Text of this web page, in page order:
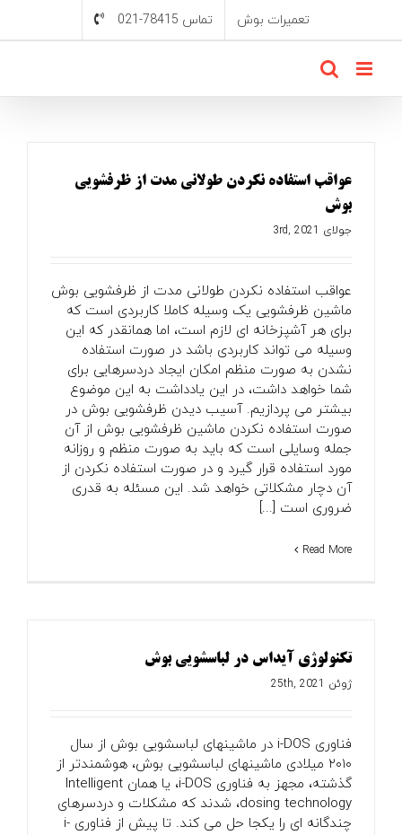
تعمیرات بوش تماس 78415-021
عواقب استفاده نکردن طولانی مدت از ظرفشویی
بوش
جولای 3rd, 2021
عواقب استفاده نکردن طولانی مدت از ظرفشویی بوش
ماشین ظرفشویی یک وسیله کاملا کاربردی است که
برای هر آشپزخانه ای لازم است، اما همانقدر که این
وسیله می تواند کاربردی باشد در صورت استفاده
نشدن به صورت منظم امکان ایجاد دردسرهایی برای
شما خواهد داشت، در این یادداشت به این موضوع
بیشتر می پردازیم. آسیب دیدن ظرفشویی بوش در
صورت استفاده نکردن ماشین ظرفشویی بوش از آن
جمله وسایلی است که باید به صورت منظم و روزانه
مورد استفاده قرار گیرد و در صورت استفاده نکردن از
آن دچار مشکلاتی خواهد شد. این مسئله به قدری
ضروری است [...]
Read More
تکنولوژی آیداس در لباسشویی بوش
ژوئن 25th, 2021
فناوری i-DOS در ماشینهای لباسشویی بوش از سال
۲۰۱۰ میلادی ماشینهای لباسشویی بوش، هوشمندتر از
گذشته، مجهز به فناوری i-DOS، یا همان Intelligent
dosing technology، شدند که مشکلات و دردسرهای
چندگانه ای را یکجا حل می کند. تا پیش از فناوری i-